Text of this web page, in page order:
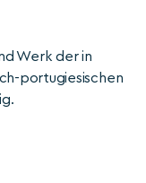
Werk der in
portugiesischen